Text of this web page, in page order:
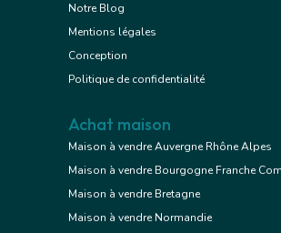
Notre Blog
Mentions légales
Conception
Politique de confidentialité
Achat maison
Maison à vendre Auvergne Rhône Alpes
Maison à vendre Bourgogne Franche
Maison à vendre Bretagne
Maison à vendre Normandie